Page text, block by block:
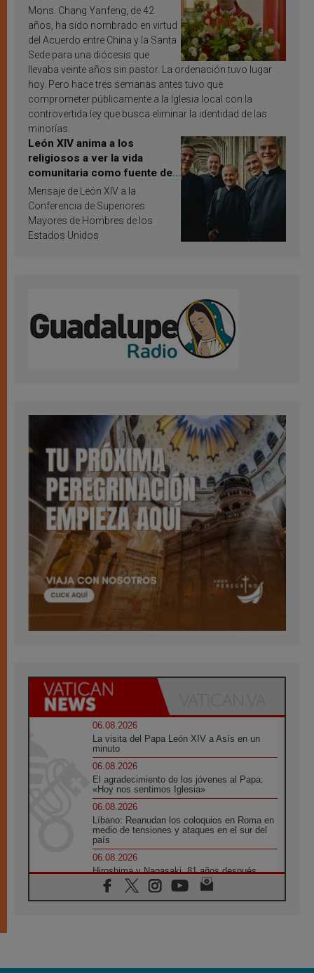
Mons. Chang Yanfeng, de 42
años, ha sido nombrado en virtud
del Acuerdo entre China y la Santa
Sede para una diócesis que
llevaba veinte años sin pastor. La ordenación tuvo lugar
hoy. Pero hace tres semanas antes tuvo que
comprometer públicamente a la Iglesia local con la
controvertida ley que busca eliminar la identidad de las
minorías.
León XIV anima a los
religiosos a ver la vida
comunitaria como fuente de
inspiración y santificación
Mensaje de León XIV a la
Conferencia de Superiores
Mayores de Hombres de los
Estados Unidos
06.08.2026
La visita del Papa León XIV a Asís en un
minuto
06.08.2026
El agradecimiento de los jóvenes al Papa:
«Hoy nos sentimos Iglesia»
06.08.2026
Líbano: Reanudan los coloquios en Roma en
medio de tensiones y ataques en el sur del
país
06.08.2026
Hiroshima y Nagasaki, 81 años después.
Comienzan "Diez Días Oración por la Paz"
06.08.2026